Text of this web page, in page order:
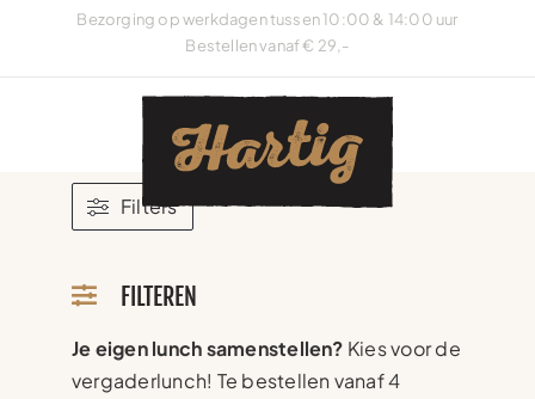
Bezorging op werkdagen tussen 10:00 & 14:00 uur
Bestellen vanaf € 29,-
Filters
FILTEREN
Je eigen lunch samenstellen? Kies voor de
vergaderlunch! Te bestellen vanaf 4